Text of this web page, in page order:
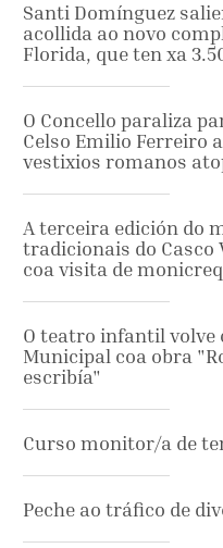
Santi Domínguez
acollida ao novo
Florida, que ten xa
O Concello paraliza
Celso Emilio Ferreiro
vestixios romanos
A terceira edición do
tradicionais do Casco
coa visita de
O teatro infantil volve
Municipal coa obra
escribía"
Curso monitor/a de
Peche ao tráfico de